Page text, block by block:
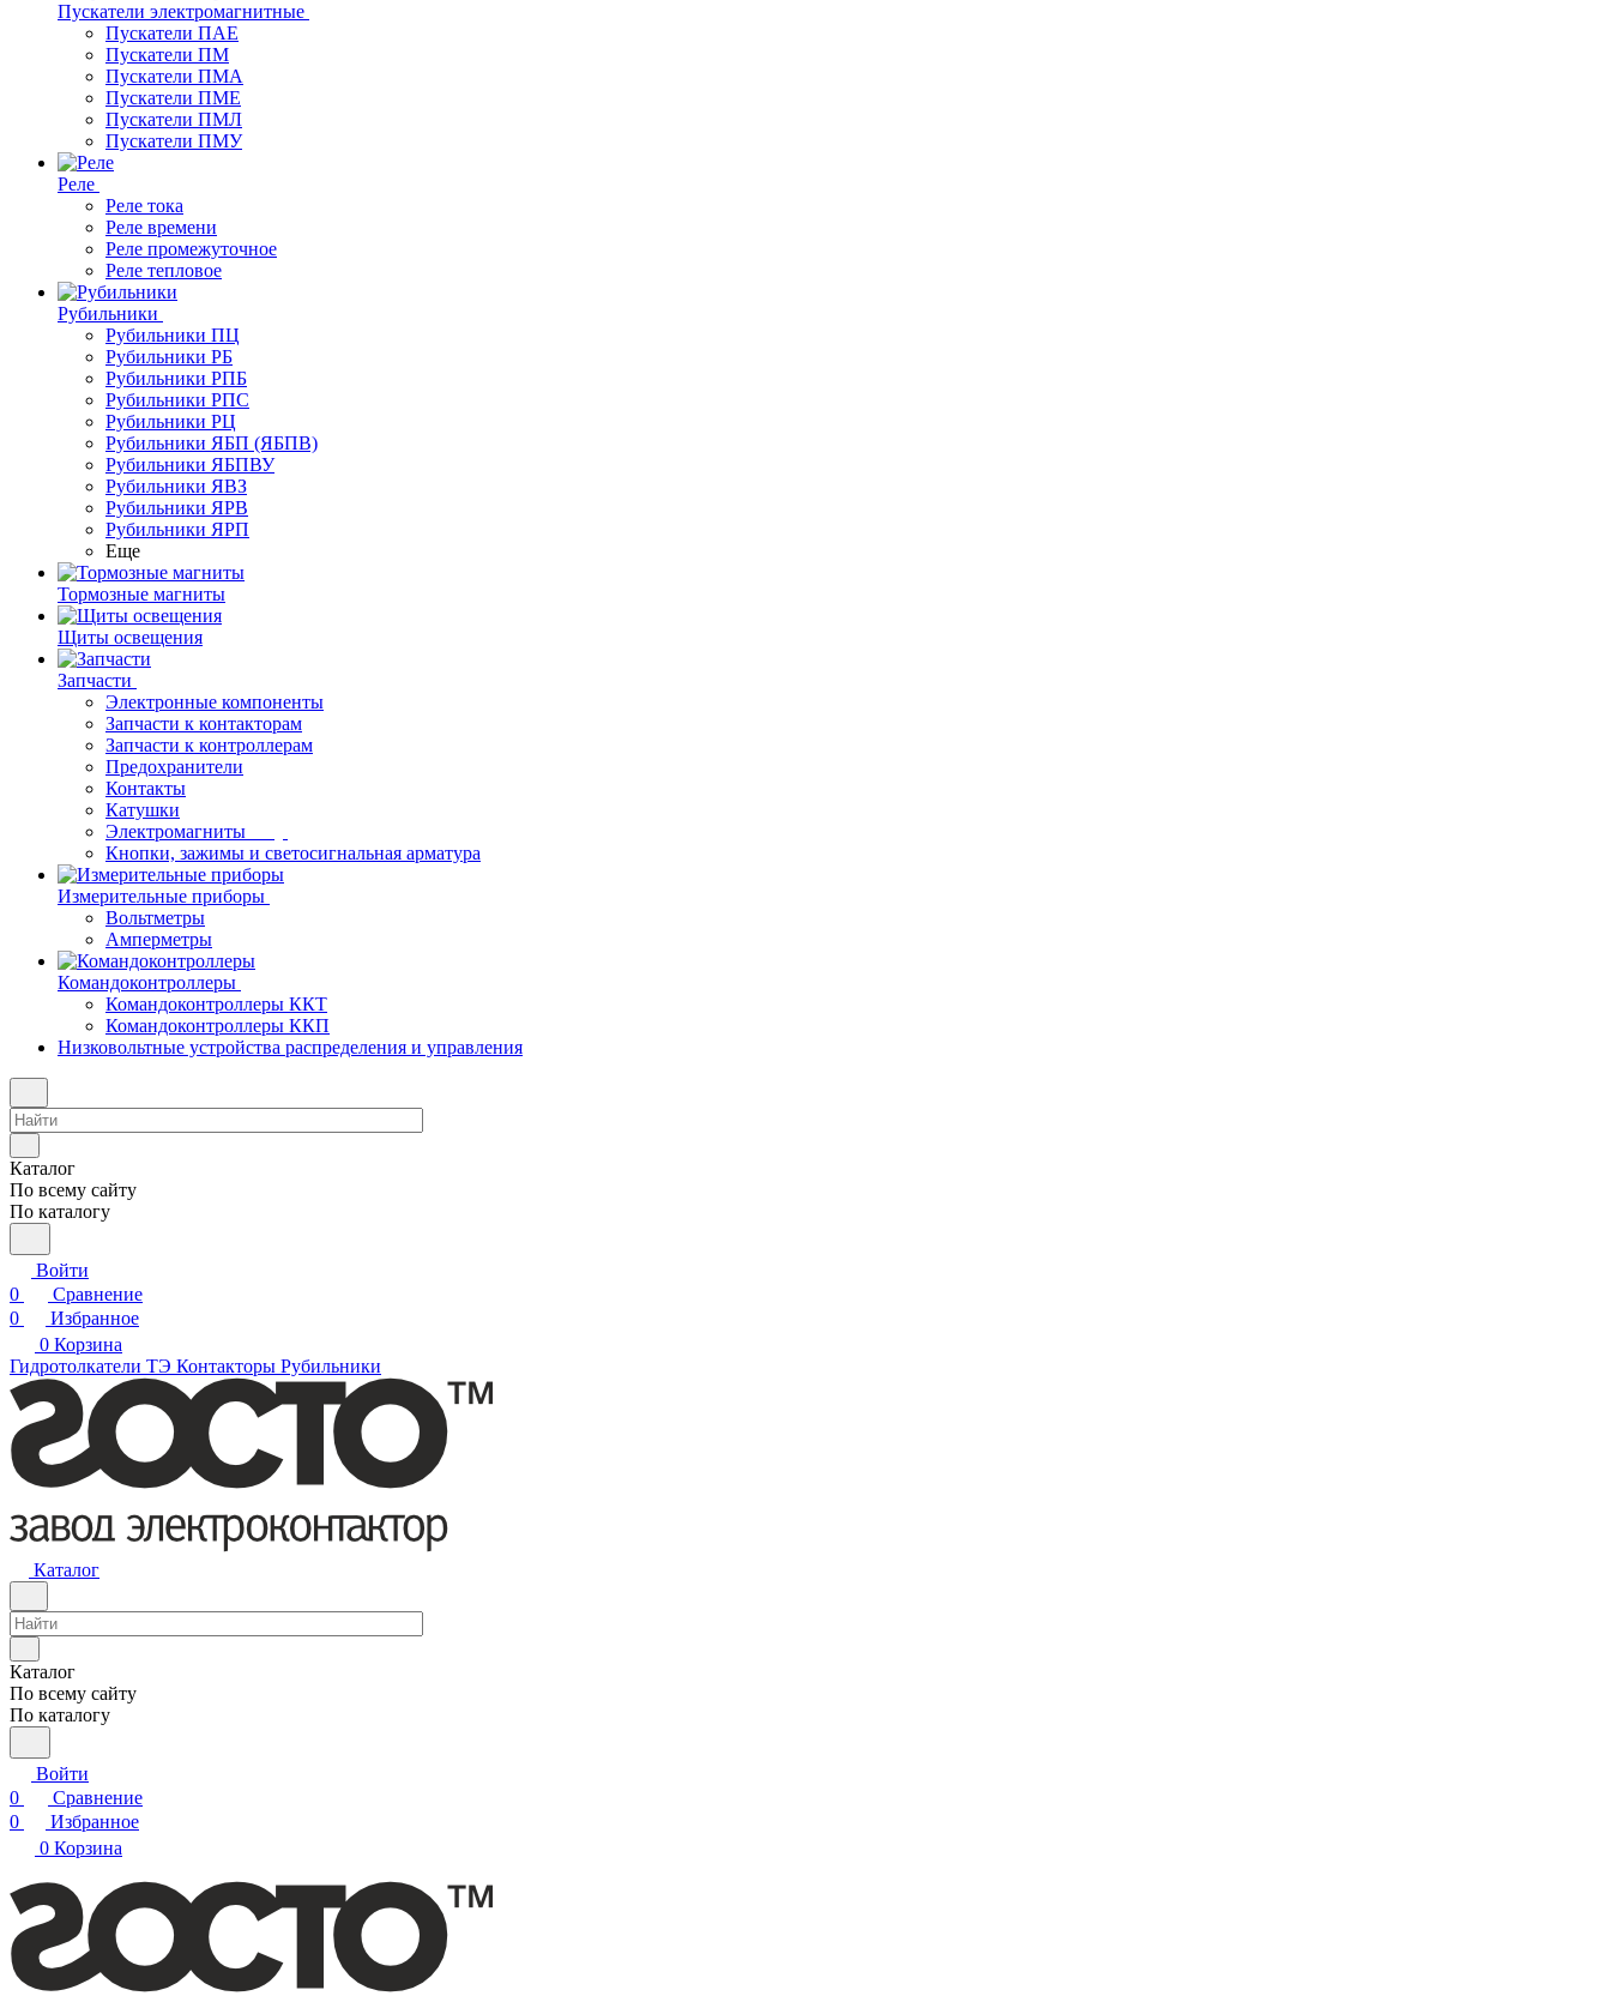
Пускатели электромагнитные
Пускатели ПАЕ
Пускатели ПМ
Пускатели ПМА
Пускатели ПМЕ
Пускатели ПМЛ
Пускатели ПМУ
Реле
Реле тока
Реле времени
Реле промежуточное
Реле тепловое
Рубильники
Рубильники ПЦ
Рубильники РБ
Рубильники РПБ
Рубильники РПС
Рубильники РЦ
Рубильники ЯБП (ЯБПВ)
Рубильники ЯБПВУ
Рубильники ЯВЗ
Рубильники ЯРВ
Рубильники ЯРП
Еще
Тормозные магниты
Щиты освещения
Запчасти
Электронные компоненты
Запчасти к контакторам
Запчасти к контроллерам
Предохранители
Контакты
Катушки
Электромагниты
Кнопки, зажимы и светосигнальная арматура
Измерительные приборы
Вольтметры
Амперметры
Командоконтроллеры
Командоконтроллеры ККТ
Командоконтроллеры ККП
Низковольтные устройства распределения и управления
Каталог
По всему сайту
По каталогу
Войти
0
Сравнение
0
Избранное
0 Корзина
Гидротолкатели ТЭ Контакторы Рубильники
Каталог
Каталог
По всему сайту
По каталогу
Войти
0
Сравнение
0
Избранное
0 Корзина